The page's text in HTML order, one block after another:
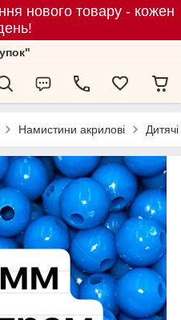
нового товару - кожен
Намистини акрилові